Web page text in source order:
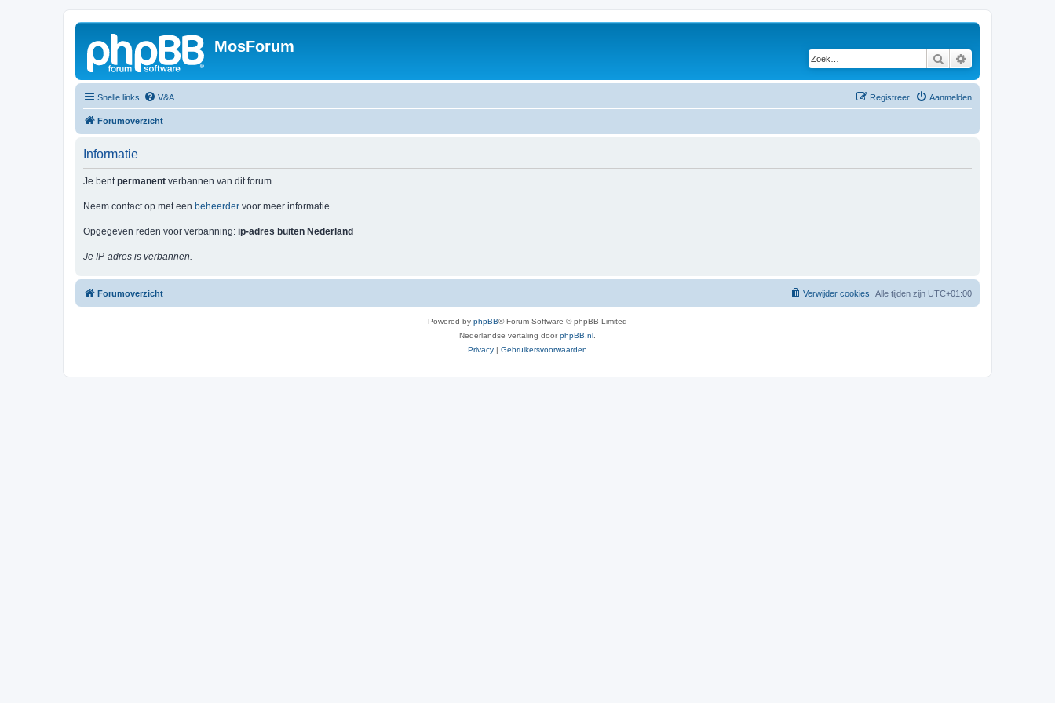
MosForum
Zoek
Snelle links V&A Aanmelden
Registreer
Forumoverzicht
Informatie
Je bentpermanent verbannen van dit forum.
Neem contact op met een beheerder voor meer informatie.
Opgegeven reden voor verbanning: ip-adres buiten Nederland
Je IP-adres is verbannen.
Forumoverzicht Alle tijden zijn UTC+01:00
Verwijder cookies
Powered by phpBB® Forum Software © phpBB Limited
Nederlandse vertaling doorphpBB.nl
Privacy | Gebruikersvoorwaarden